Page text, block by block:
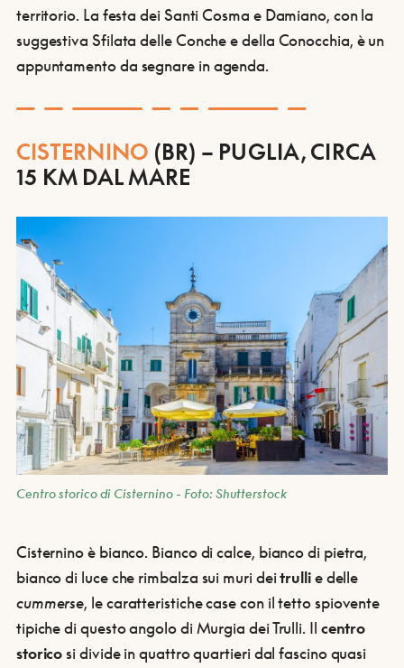
territorio. La festa dei Santi Cosma e Damiano, con la
suggestiva Sfilata delle Conche e della Conocchia, è un
appuntamento da segnare in agenda.
CISTERNINO (BR) – PUGLIA, CIRCA
15 KM DAL MARE
Centro storico di Cisternino - Foto: Shutterstock
Cisternino è bianco. Bianco di calce, bianco di pietra,
bianco di luce che rimbalza sui muri deitrullie delle
cummerse, le caratteristiche case con il tetto spiovente
tipiche di questo angolo di Murgia dei Trulli. Il centro
storicosi divide in quattro quartieri dal fascino quasi